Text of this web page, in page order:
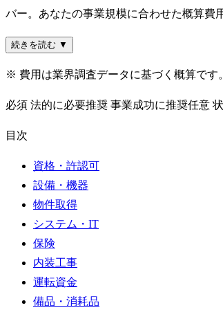
バー。あなたの事業規模に合わせた概算費
続きを読む ▼
※ 費用は業界調査データに基づく概算です
必須 法的に必要推奨 事業成功に推奨任意
目次
資格・許認可
設備・機器
物件取得
システム・IT
保険
内装工事
運転資金
備品・消耗品